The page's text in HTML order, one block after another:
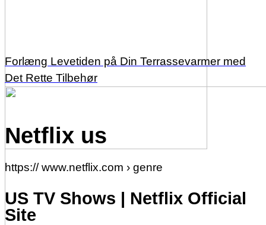
Forlæng Levetiden på Din Terrassevarmer med
Det Rette Tilbehør
Netflix us
https:// www.netflix.com › genre
US TV Shows | Netflix Official
Site